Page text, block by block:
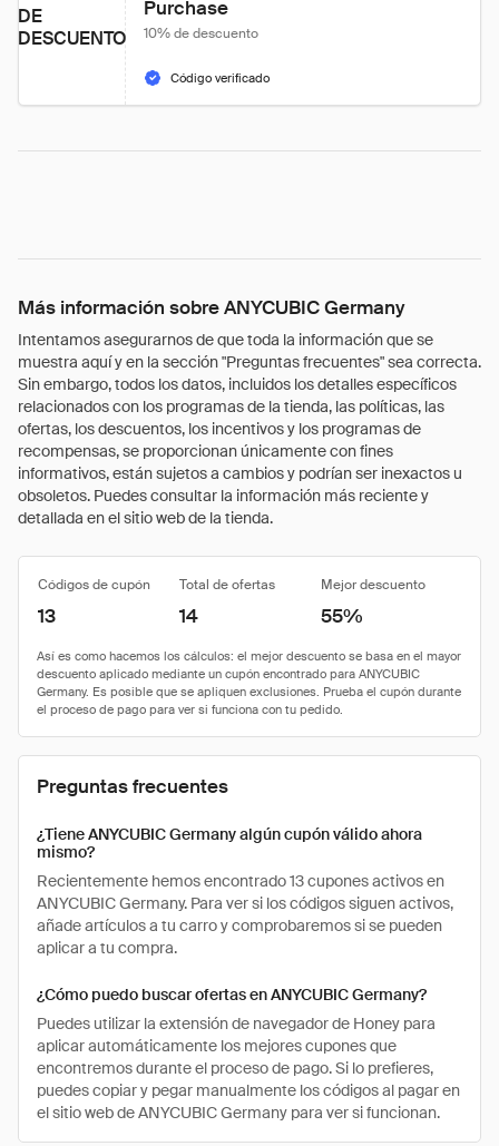
DE
DESCUENTO
Purchase
10% de descuento
Código verificado
Más información sobre ANYCUBIC Germany
Intentamos asegurarnos de que toda la información que se
muestra aquí y en la sección "Preguntas frecuentes" sea correcta.
Sin embargo, todos los datos, incluidos los detalles específicos
relacionados con los programas de la tienda, las políticas, las
ofertas, los descuentos, los incentivos y los programas de
recompensas, se proporcionan únicamente con fines
informativos, están sujetos a cambios y podrían ser inexactos u
obsoletos. Puedes consultar la información más reciente y
detallada en el sitio web de la tienda.
Códigos de cupón Total de ofertas Mejor descuento
13 14 55%
Preguntas frecuentes
¿Tiene ANYCUBIC Germany algún cupón válido ahora
mismo?
Recientemente hemos encontrado 13 cupones activos en
ANYCUBIC Germany. Para ver si los códigos siguen activos,
añade artículos a tu carro y comprobaremos si se pueden
aplicar a tu compra.
¿Cómo puedo buscar ofertas en ANYCUBIC Germany?
Puedes utilizar la extensión de navegador de Honey para
aplicar automáticamente los mejores cupones que
encontremos durante el proceso de pago. Si lo prefieres,
puedes copiar y pegar manualmente los códigos al pagar en
el sitio web de ANYCUBIC Germany para ver si funcionan.